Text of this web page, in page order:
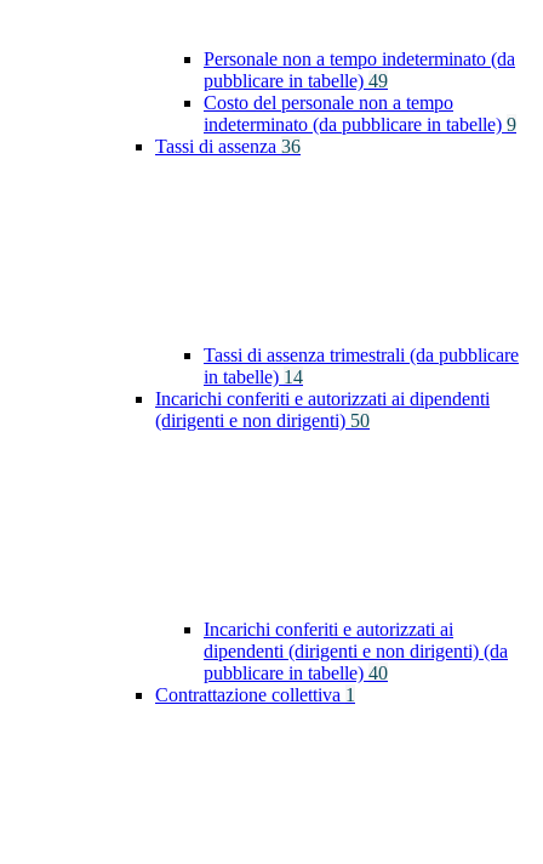
Personale non a tempo indeterminato (da
pubblicare in tabelle) 49
Costo del personale non a tempo
indeterminato (da pubblicare in tabelle) 9
Tassi di assenza 36
Tassi di assenza trimestrali (da pubblicare
in tabelle) 14
Incarichi conferiti e autorizzati ai dipendenti
(dirigenti e non dirigenti) 50
Incarichi conferiti e autorizzati ai
dipendenti (dirigenti e non dirigenti) (da
pubblicare in tabelle) 40
Contrattazione collettiva 1